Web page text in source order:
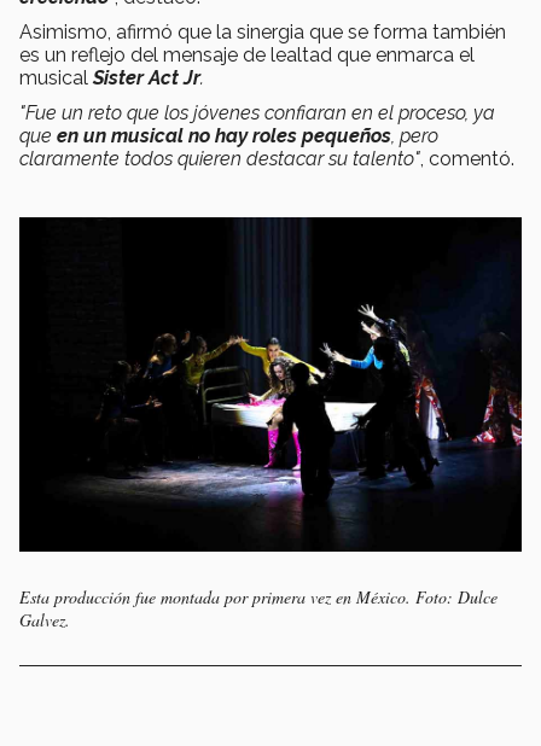
Asimismo, afirmó que la sinergia que se forma también
es un reflejo del mensaje de lealtad que enmarca el
musicalSister Act Jr.
"Fue un reto que los jóvenes confiaran en el proceso, ya
que en un musical no hay roles pequeños, pero
claramente todos quieren destacar su talento", comentó.
Esta producción fue montada por primera vez en México. Foto: Dulce
Galvez.